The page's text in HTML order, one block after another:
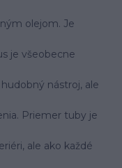
olejom. Je
je všeobecne
nástroj, ale
Priemer tuby je
ale ako každé